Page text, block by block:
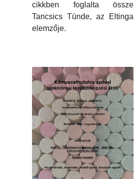
cikkben foglalta össze
Tancsics Tünde, az Eltinga
elemzője.